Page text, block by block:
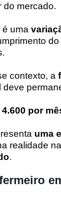
do mercado.
uma
contexto, a
deve
4.600 por
uma
realidade
.